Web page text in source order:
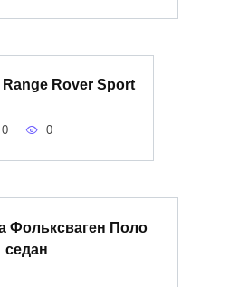
Rover Sport
0 0
Фольксваген Поло
седан